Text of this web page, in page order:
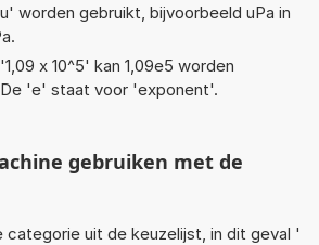
worden gebruikt, bijvoorbeeld uPa in
x 10^5' kan 1,09e5 worden
'e' staat voor 'exponent'.
gebruiken met de
categorie uit de keuzelijst, in dit geval '